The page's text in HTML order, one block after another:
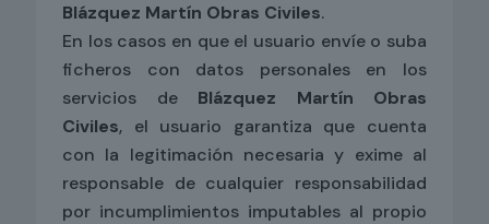
Blázquez Martín Obras Civiles.
En los casos en que el usuario envíe o suba
ficheros con datos personales en los
servicios de Blázquez Martín Obras
Civiles, el usuario garantiza que cuenta
con la legitimación necesaria y exime al
responsable de cualquier responsabilidad
por incumplimientos imputables al propio